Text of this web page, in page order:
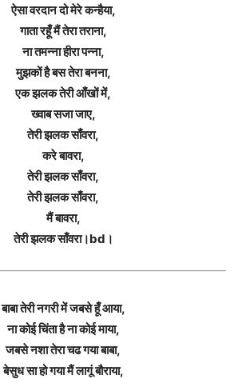
ऐसा वरदान दो मेरे कन्हैया,
गाता रहूँ मैं तेरा तराना,
ना तमन्ना हीरा पन्ना,
मुझकों है बस तेरा बनना,
एक झलक तेरी आँखों में,
ख्वाब सजा जाए,
तेरी झलक साँवरा,
करे बावरा,
तेरी झलक साँवरा,
तेरी झलक साँवरा,
मैं बावरा,
तेरी झलक साँवरा।bd।
बाबा तेरी नगरी में जबसे हूँ आया,
ना कोई चिंता है ना कोई माया,
जबसे नशा तेरा चढ गया बाबा,
बेसुध सा हो गया मैं लागूं बौराया,